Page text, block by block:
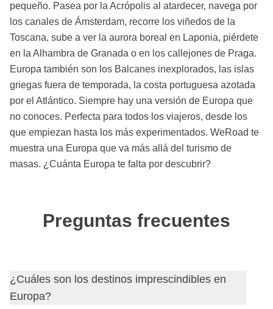
pequeño. Pasea por la Acrópolis al atardecer, navega por
los canales de Ámsterdam, recorre los viñedos de la
Toscana, sube a ver la aurora boreal en Laponia, piérdete
en la Alhambra de Granada o en los callejones de Praga.
Europa también son los Balcanes inexplorados, las islas
griegas fuera de temporada, la costa portuguesa azotada
por el Atlántico. Siempre hay una versión de Europa que
no conoces. Perfecta para todos los viajeros, desde los
que empiezan hasta los más experimentados. WeRoad te
muestra una Europa que va más allá del turismo de
masas. ¿Cuánta Europa te falta por descubrir?
Preguntas frecuentes
¿Cuáles son los destinos imprescindibles en
Europa?